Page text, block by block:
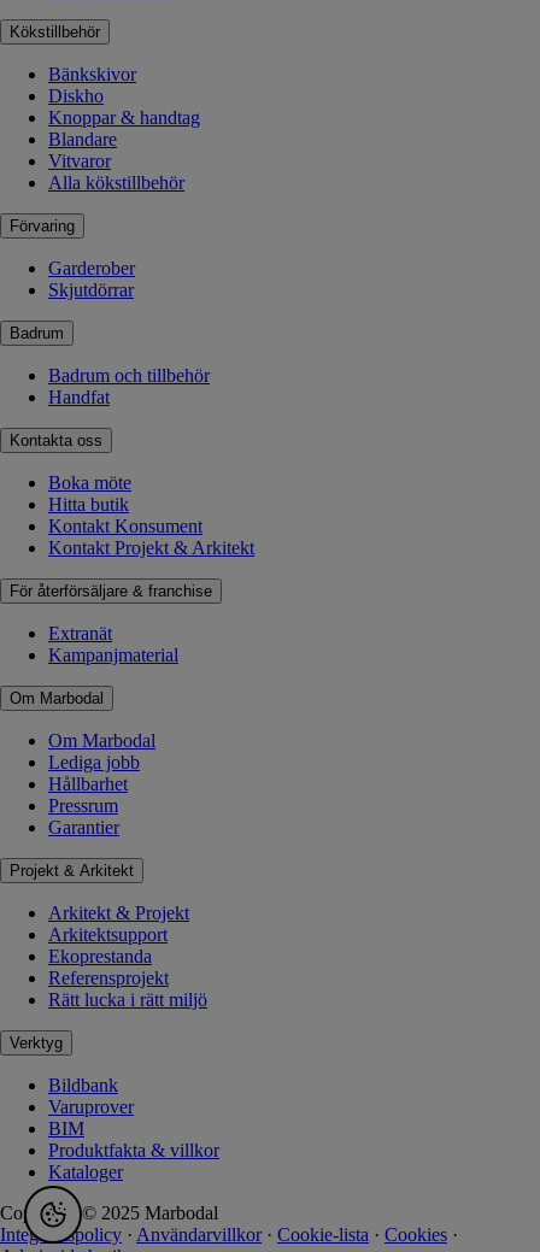
Kökstillbehör
Bänkskivor
Diskho
Knoppar & handtag
Blandare
Vitvaror
Alla kökstillbehör
Förvaring
Garderober
Skjutdörrar
Badrum
Badrum och tillbehör
Handfat
Kontakta oss
Boka möte
Hitta butik
Kontakt Konsument
Kontakt Projekt & Arkitekt
För återförsäljare & franchise
Extranät
Kampanjmaterial
Om Marbodal
Om Marbodal
Lediga jobb
Hållbarhet
Pressrum
Garantier
Projekt & Arkitekt
Arkitekt & Projekt
Arkitektsupport
Ekoprestanda
Referensprojekt
Rätt lucka i rätt miljö
Verktyg
Bildbank
Varuprover
BIM
Produktfakta & villkor
Kataloger
Copyright © 2025 Marbodal
Integritetspolicy · Användarvillkor · Cookie-lista · Cookies ·